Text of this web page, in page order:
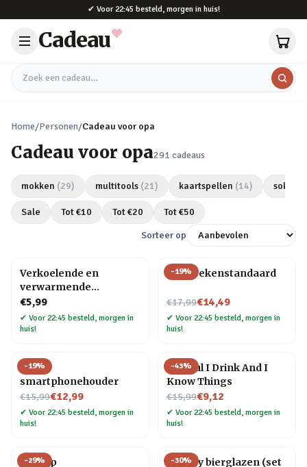
✔ Voor 22:45 besteld, morgen in huis!
Cadeau
Zoek een cadeau
Home/Personen/Cadeau voor opa
Cadeau voor opa291 cadeaus
mokken (29) multitools (21) kaartspellen (14) sokken
Sale Tot €10 Tot €20 Tot €50
Sorteer op
Verkoelende en
verwarmende
hoofdband
€5,99
✔ Voor 22:45 besteld, morgen in
huis!
-19%
Kat boekenstandaard
€17,99
Nu voor€14,49
✔ Voor 22:45 besteld, morgen in
huis!
-19%
Ezel
smartphonehouder
€15,99
Nu voor€12,99
✔ Voor 22:45 besteld, morgen in
huis!
-43%
Bierpul I Drink And I
Know Things
€15,99
Nu voor€9,12
✔ Voor 22:45 besteld, morgen in
huis!
-29%
Pelicup
-30%
Gravity bierglazen (set